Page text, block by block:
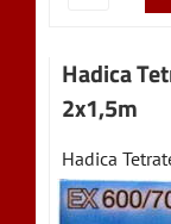
Hadica
2x1,5m
Hadica